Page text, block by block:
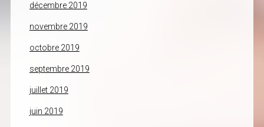
décembre 2019
novembre 2019
octobre 2019
septembre 2019
juillet 2019
juin 2019